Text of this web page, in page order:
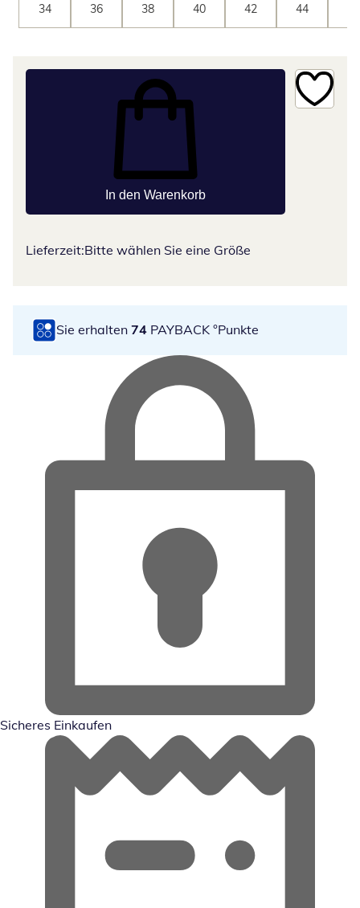
34 36 38 40 42 44
In den Warenkorb
Lieferzeit:Bitte wählen Sie eine Größe
Sie erhalten 74 PAYBACK °Punkte
Sicheres Einkaufen